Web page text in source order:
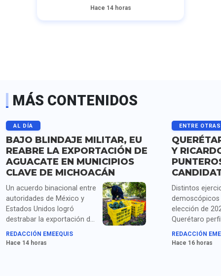
Hace 14 horas
MÁS CONTENIDOS
AL DÍA
BAJO BLINDAJE MILITAR, EU
REABRE LA EXPORTACIÓN DE
AGUACATE EN MUNICIPIOS
CLAVE DE MICHOACÁN
Un acuerdo binacional entre
autoridades de México y
Estados Unidos logró
destrabar la exportación de
más de mil toneladas de
aguacate michoacano
REDACCIÓN EMEEQUIS
Hace 14 horas
ENTRE
Y
Distintos
elección de
Querétaro
Santiago
Astudillo
REDACCIÓN
Hace 16 horas